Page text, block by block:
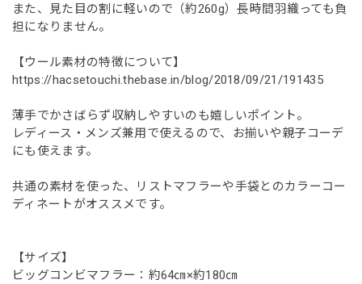
また、見た目の割に軽いので（約260g）長時間羽織っても負
担になりません。
【ウール素材の特徴について】
https://hacsetouchi.thebase.in/blog/2018/09/21/191435
薄手でかさばらず収納しやすいのも嬉しいポイント。
レディース・メンズ兼用で使えるので、お揃いや親子コーデ
にも使えます。
共通の素材を使った、リストマフラーや手袋とのカラーコー
ディネートがオススメです。
【サイズ】
ビッグコンビマフラー：約64㎝×約180㎝